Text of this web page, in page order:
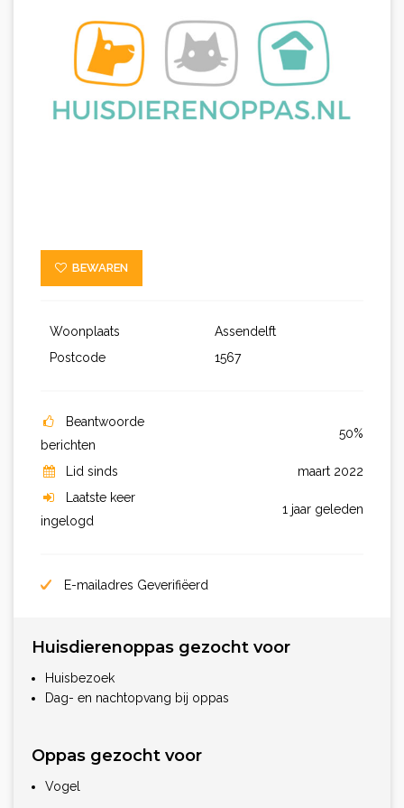
BEWAREN
Woonplaats
Assendelft
Postcode
1567
Beantwoorde
berichten
50%
Lid sinds
maart 2022
Laatste keer
ingelogd
1 jaar geleden
E-mailadres Geverifiëerd
Huisdierenoppas gezocht voor
Huisbezoek
Dag- en nachtopvang bij oppas
Oppas gezocht voor
Vogel